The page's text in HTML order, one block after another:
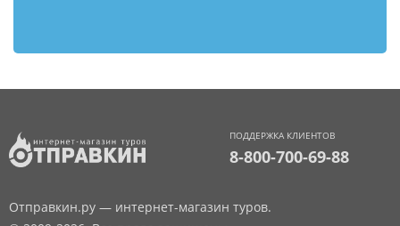
ПОДДЕРЖКА КЛИЕНТОВ
8-800-700-69-88
Отправкин.ру — интернет-магазин туров.